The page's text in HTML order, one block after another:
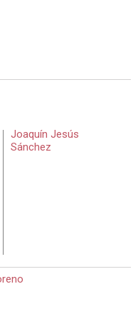
Joaquín Jesús
Sánchez